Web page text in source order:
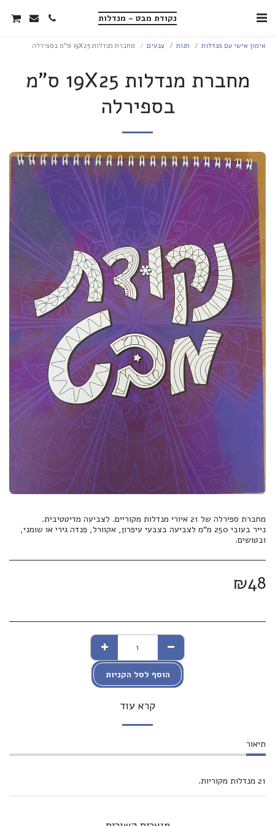
נקודת מבט - מנדלות
אימון אישי עם מנדלות חנות צבעים מחברת מנדלות 19X25 ס"מ בספירלה
מחברת מנדלות 19X25 ס"מ
בספירלה
נייר בעובי 250 מ"מ לצביעה בצבעי עיפרון, אקוורל, פנדה גירי או שומני,
ובטושים.
₪48
הוסף לסל הקניות
קרא עוד
תיאור
21 מנדלות מקוריות.